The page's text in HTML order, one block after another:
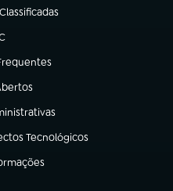
aba)
em nova aba)
aba)
nova aba)
aba)
Tecnológicos
aba)